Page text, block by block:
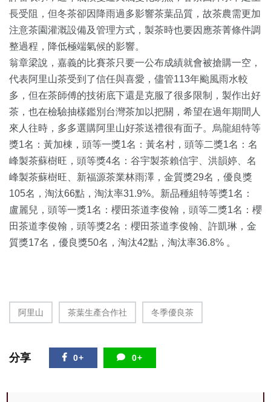
長受阻，但冬茶卻因降雨過多影響茶葉品質，故茶農需更加
注意茶園灌溉設備及管理方式，製茶時也要因應茶菁條件調
整過程，降低極端氣候的影響。
翁章梁說，嘉義的比賽茶只要一公布成績就會被搶購一空，
代表阿里山茶受到了信任與喜愛，儘管113年颱風雨水較
多，但在茶師傅的技術底下還是克服了很多限制，製作出好
茶，也在檢驗抽樣鑑別台灣茶加以把關，希望在過年期間人
來人往時，多多選購阿里山好茶送禮很有面子。烏龍組特等
獎1名：黃加棟，頭等一獎1名：黃名村，頭等二獎1名：名
峰製茶蘇樹旺，頭等獎4名：谷宇製茶賴信宇、洪韻婷、名
峰製茶蘇樹旺、新福源茶業林雨澤，金質獎29名，優良獎
105名，淘汰66點，淘汰率31.9%。新品種組特等獎1名：
盧麗兒，頭等一獎1名：櫻田茶道李俊翰，頭等二獎1名：櫻
田茶道李俊翰，頭等獎2名：櫻田茶道李俊翰、許凱琳，金
質獎17名，優良獎50名，淘汰42點，淘汰率36.8% 。
阿里山 茶葉生產合作社 冬季優良茶
分享 0+ 0+